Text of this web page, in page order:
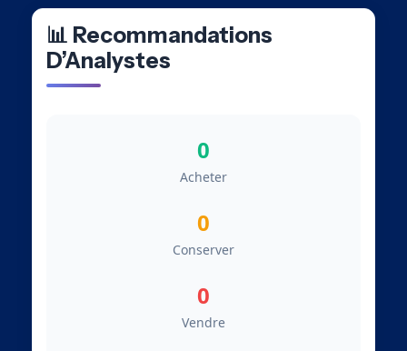
📊 Recommandations
D’Analystes
0
Acheter
0
Conserver
0
Vendre